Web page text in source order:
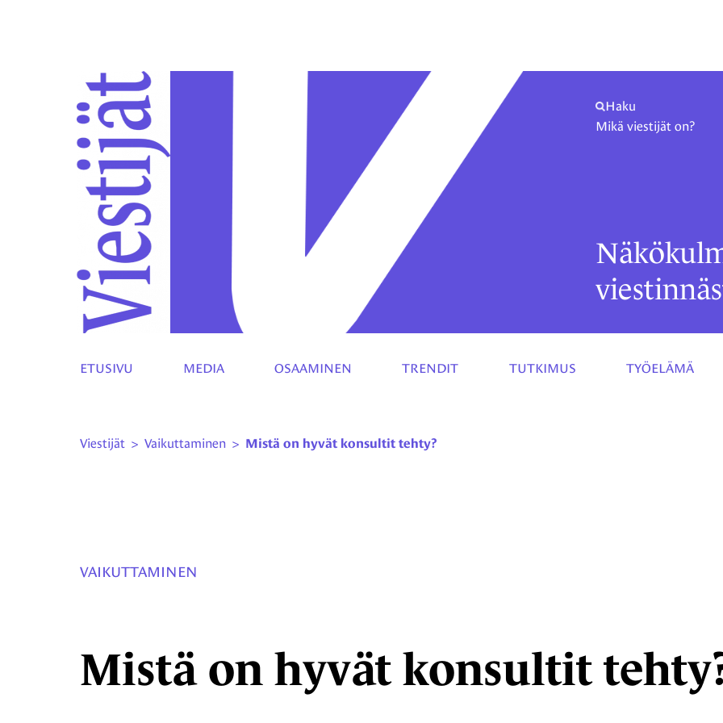
Haku
Mikä viestijät on?
ETUSIVU MEDIA OSAAMINEN TRENDIT TUTKIMUS TYÖELÄMÄ
Viestijät > Vaikuttaminen > Mistä on hyvät konsultit tehty?
Mistä on hyvät konsultit
VAIKUTTAMINEN